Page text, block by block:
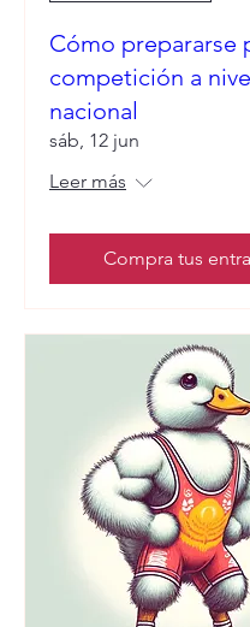
Cómo prepararse
competición a
nacional
sáb, 12 jun
Leer más
Compra tus